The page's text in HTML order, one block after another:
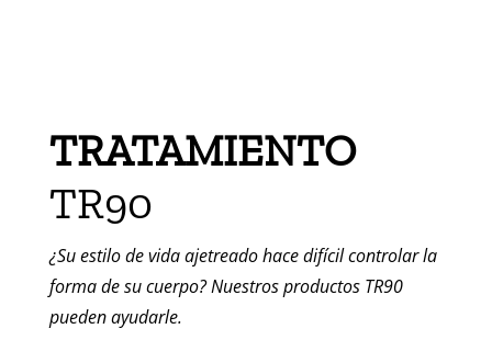
TRATAMIENTO
TR90
¿Su estilo de vida ajetreado hace difícil controlar la
forma de su cuerpo? Nuestros productos TR90
pueden ayudarle.